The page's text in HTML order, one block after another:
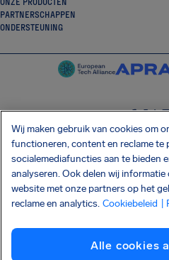
PARTNERSCHAPPEN
ONDERSTEUNING
DOWNLOAD
Privacybeleid Cookies
Shai-Hulud supply chain-aanval
Wij maken gebruik van cookies om
functioneren, content en reclame te
socialemediafuncties aan te bieden
analyseren. Ook delen wij
website met onze partners op het
reclame en analytics. Cookiebeleid
Alle cookies